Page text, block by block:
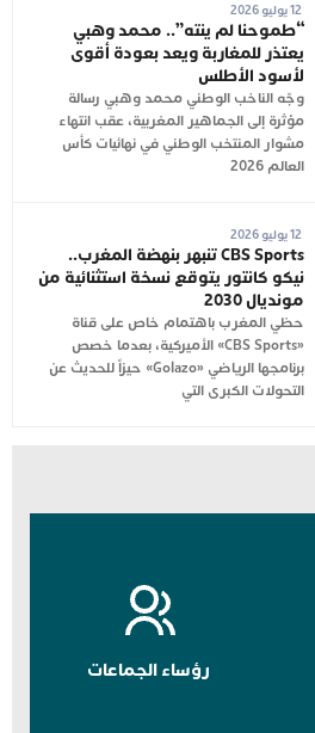
12 يوليو 2026
“طموحنا لم ينته”.. محمد وهبي
يعتذر للمغاربة ويعد بعودة أقوى
لأسود الأطلس
وجّه الناخب الوطني محمد وهبي رسالة
مؤثرة إلى الجماهير المغربية، عقب انتهاء
مشوار المنتخب الوطني في نهائيات كأس
العالم 2026
12 يوليو 2026
CBS Sports تنبهر بنهضة المغرب..
نيكو كانتور يتوقع نسخة استثنائية من
مونديال 2030
حظي المغرب باهتمام خاص على قناة
«CBS Sports» الأميركية، بعدما خصص
برنامجها الرياضي «Golazo» حيزاً للحديث عن
التحولات الكبرى التي
رؤساء الجماعات